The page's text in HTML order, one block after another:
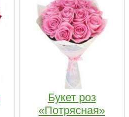
Букет роз
«Потрясная»